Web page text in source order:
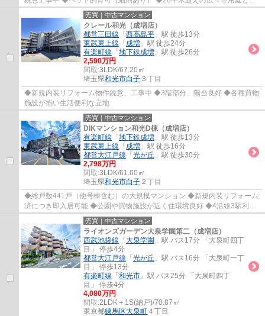
ラス
売買｜中古マンション
クレール和光（成増店）
都営三田線 「 西高島平 」駅 徒歩13分
東武東上線 「 成増 」駅 徒歩24分
有楽町線 「 地下鉄成増 」駅 徒歩26分
2,590万円
間取:3LDK/67.20㎡
埼玉県和光市白子 ３丁目
◆新規内装リフォーム物件鋭意、工事中 ◆3階部分、陽当良好 ◆各種買物
施設が揃い生活便利な立地
売買｜中古マンション
DIKマンション和光D棟（成増店）
有楽町線 「 地下鉄成増 」駅 徒歩13分
東武東上線 「 成増 」駅 徒歩16分
都営大江戸線 「 光が丘 」駅 徒歩30分
2,798万円
間取:3LDK/61.60㎡
埼玉県和光市白子 ２丁目
◆総戸数441戸（他号棟含む）の大規模マンション ◆新規内装リフォーム
済につき即入居可能 ◆公園や買物施設が近く住環境良好 ◆4沿線3駅利用
可能な至便な立地
売買｜中古マンション
ライオンズガーデン大泉学園第二（成増店）
西武池袋線 「 大泉学園 」駅 バス17分 「大泉町四丁
目」 停歩4分
都営大江戸線 「 光が丘 」駅 バス16分 「大泉町一丁
目」 停歩13分
有楽町線 「 和光市 」駅 バス25分 「大泉町四丁
目」 停歩4分
4,080万円
間取:2LDK＋1S(納戸)/70.87㎡
東京都練馬区大泉町 ４丁目